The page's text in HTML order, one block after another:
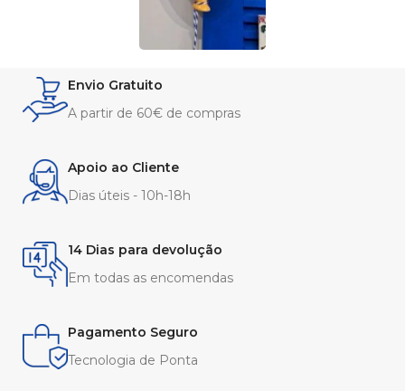
Envio Gratuito
A partir de 60€ de compras
Apoio ao Cliente
Dias úteis - 10h-18h
14 Dias para devolução
Em todas as encomendas
Pagamento Seguro
Tecnologia de Ponta